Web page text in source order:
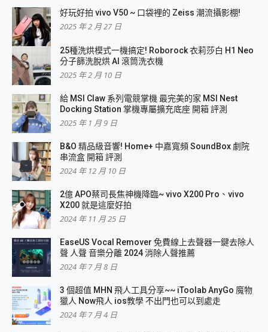
好玩好拍 vivo V50 ~ 口袋裡的 Zeiss 潮流攝影棚!
2025 年 2 月 27 日
25種洗烘模式一機搞定! Roborock 衣莉莎白 H1 Neo
分子篩洗脫烘 AI 滾筒洗衣機
2025 年 2 月 10 日
給 MSI Claw 系列電競掌機 最完美的家 MSI Nest
Docking Station 掌機專屬擴充底座 開箱 評測
2025 年 1 月 9 日
B&O 精品級音響! Home+ 中嘉寬頻 SoundBox 劇院
串流盒 開箱 評測
2024 年 12 月 10 日
2億 APO蔡司長焦神機降臨~ vivo X200 Pro、vivo
X200 就是這麼好拍
2024 年 11 月 25 日
EaseUS Vocal Remover 免費線上去聲器一鍵去除人
聲 人聲 音樂分離 2024 消除人聲推薦
2024 年 7 月 8 日
3 個超值 MHN 飛人工具分享~~ iToolab AnyGo 魔物
獵人 Now飛人 ios教學 不出門也可以到處走
2024 年 7 月 4 日